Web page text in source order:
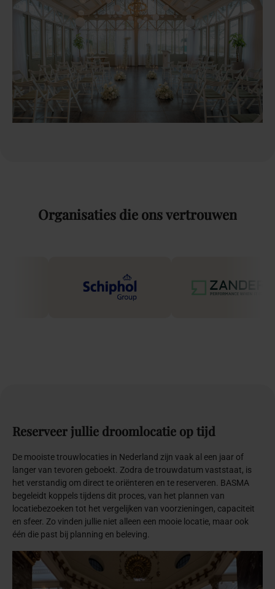
Organisaties die onsvertrouwen
Reserveerjullie droomlocatie optijd
De mooiste trouwlocaties in Nederland zijn vaak al een jaar of
langer van tevoren geboekt. Zodra de trouwdatum vaststaat, is
het verstandig om direct te oriënteren en te reserveren. BASMA
begeleidt koppels tijdens dit proces, van het plannen van
locatiebezoeken tot het vergelijken van voorzieningen, capaciteit
en sfeer. Zo vinden jullie niet alleen een mooie locatie, maar ook
één die past bij planning en beleving.